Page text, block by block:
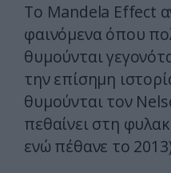
Το Mandela Effect
φαινόμενα όπου
θυμούνται
την επίσημη
θυμούνται τον
πεθαίνει στη
ενώ πέθανε το